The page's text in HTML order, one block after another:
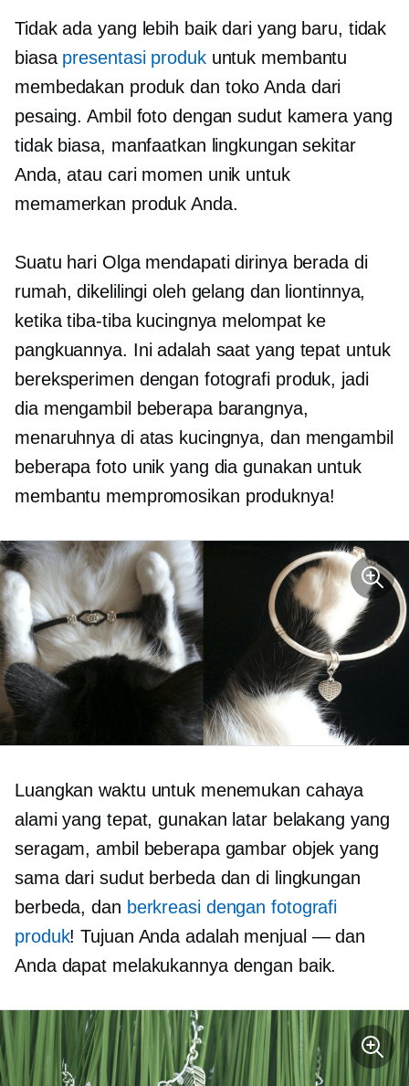
Tidak ada yang lebih baik dari yang baru, tidak
biasa presentasi produkuntuk membantu
membedakan produk dan toko Anda dari
pesaing. Ambil foto dengan sudut kamera yang
tidak biasa, manfaatkan lingkungan sekitar
Anda, atau cari momen unik untuk
memamerkan produk Anda.
Suatu hari Olga mendapati dirinya berada di
rumah, dikelilingi oleh gelang dan liontinnya,
ketika tiba-tiba kucingnya melompat ke
pangkuannya. Ini adalah saat yang tepat untuk
bereksperimen dengan fotografi produk, jadi
dia mengambil beberapa barangnya,
menaruhnya di atas kucingnya, dan mengambil
beberapa foto unik yang dia gunakan untuk
membantu mempromosikan produknya!
Luangkan waktu untuk menemukan cahaya
alami yang tepat, gunakan latar belakang yang
seragam, ambil beberapa gambar objek yang
sama dari sudut berbeda dan di lingkungan
berbeda, dan berkreasi dengan fotografi
produk! Tujuan Anda adalah menjual — dan
Anda dapat melakukannya dengan baik.